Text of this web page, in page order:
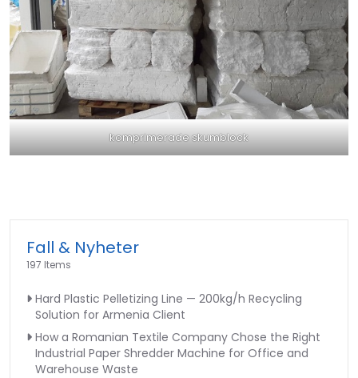
komprimerade skumblock
Fall & Nyheter
197 Items
Hard Plastic Pelletizing Line — 200kg/h Recycling
Solution for Armenia Client
How a Romanian Textile Company Chose the Right
Industrial Paper Shredder Machine for Office and
Warehouse Waste